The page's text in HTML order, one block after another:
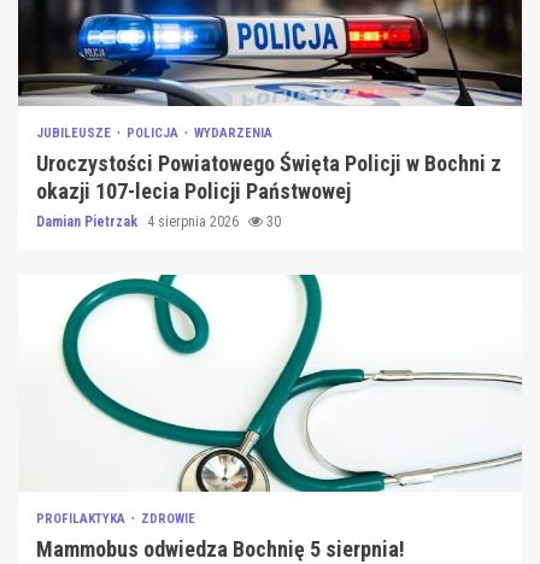
JUBILEUSZE POLICJA WYDARZENIA
Uroczystości Powiatowego Święta Policji w Bochni z
okazji 107-lecia Policji Państwowej
Damian Pietrzak 4 sierpnia 2026 30
PROFILAKTYKA ZDROWIE
Mammobus odwiedza Bochnię 5 sierpnia!